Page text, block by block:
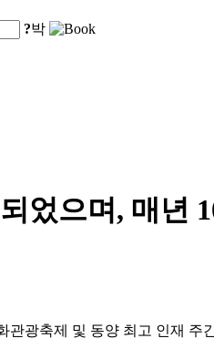
?박
었으며, 매년
관광축제 및 동양 최고 인재